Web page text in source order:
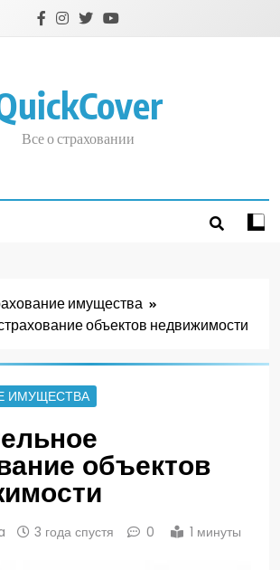
Все о страховании
имущества
объектов недвижимости
ИМУЩЕСТВА
объектов
3 года спустя 0 1 минуты